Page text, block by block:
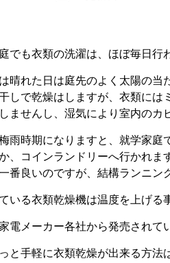
でも衣類の洗濯は、ほぼ毎日
晴れた日は庭先のよく太陽の当
しで乾燥はしますが、衣類には
ませんし、湿気により室内のカ
雨時期になりますと、就学家
、コインランドリーへ行かれ
番良いのですが、結構ランニ
いる衣類乾燥機は温度を上げる
電メーカー各社から発売され
と手軽に衣類乾燥が出来る方